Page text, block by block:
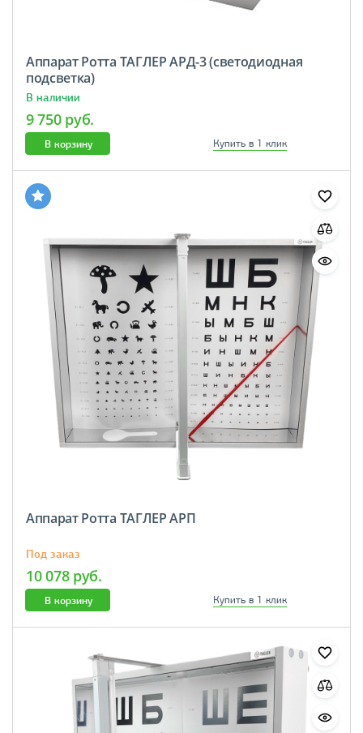
Аппарат Ротта ТАГЛЕР АРД-3 (светодиодная
подсветка)
В наличии
9 750 руб.
В корзину Купить в 1 клик
Аппарат Ротта ТАГЛЕР АРП
Под заказ
10 078 руб.
В корзину Купить в 1 клик